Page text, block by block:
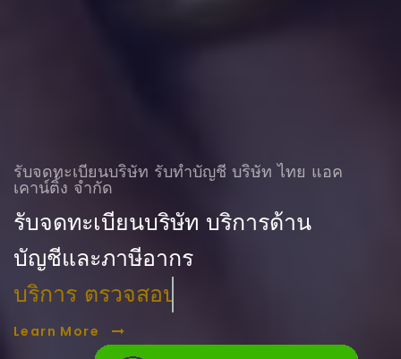
รับจดทะเบียนบริษัท รับทําบัญชี บริษัท ไทย แอค
เคาน์ติ้ง จำกัด
รับจดทะเบียนบริษัท บริการด้าน
บัญชีและภาษีอากร
บริการ ตรวจสอบบัญชี
Learn More